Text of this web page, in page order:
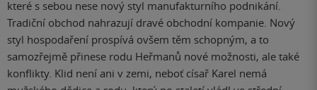
které s sebou nese nový styl manufakturního podnikání.
Tradiční obchod nahrazují dravé obchodní kompanie. Nový
styl hospodaření prospívá ovšem těm schopným, a to
samozřejmě přinese rodu Heřmanů nové možnosti, ale také
konflikty. Klid není ani v zemi, neboť císař Karel nemá